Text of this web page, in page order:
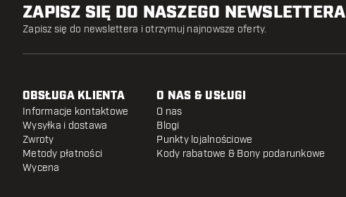
ZAPISZ SIĘ DO NASZEGO NEWSLETTERA
Zapisz się do newslettera i otrzymuj najnowsze oferty.
OBSŁUGA KLIENTA
Informacje kontaktowe
Wysyłka i dostawa
Zwroty
Metody płatności
Wycena
O NAS & USŁUGI
O nas
Blogi
Punkty lojalnościowe
Kody rabatowe & Bony podarunkowe